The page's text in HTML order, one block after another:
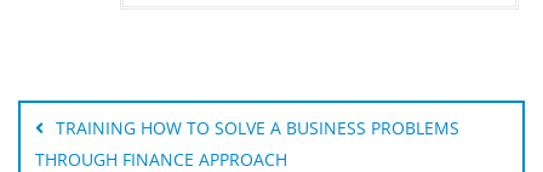
Post
navigation
TRAINING HOW TO SOLVE A BUSINESS PROBLEMS
THROUGH FINANCE APPROACH